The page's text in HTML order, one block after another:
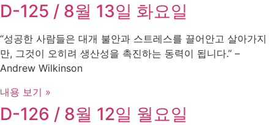
D-125 / 8월 13일 화요일
“성공한 사람들은 대개 불안과 스트레스를 끌어안고 살아가지
만, 그것이 오히려 생산성을 촉진하는 동력이 됩니다.” –
Andrew Wilkinson
내용 보기 »
D-126 / 8월 12일 월요일